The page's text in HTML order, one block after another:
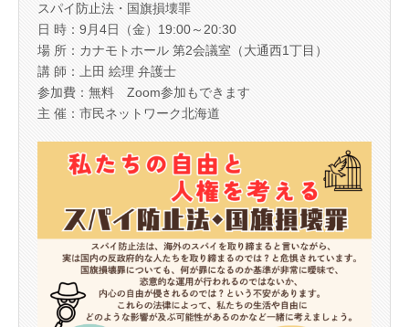
スパイ防止法・国旗損壊罪
日 時：9月4日（金）19:00～20:30
場 所：カナモトホール 第2会議室（大通西1丁目）
講 師：上田 絵理 弁護士
参加費：無料 Zoom参加もできます
主 催：市民ネットワーク北海道